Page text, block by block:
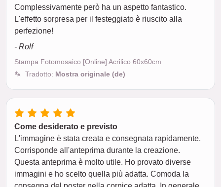
Complessivamente però ha un aspetto fantastico.
L'effetto sorpresa per il festeggiato è riuscito alla
perfezione!
- Rolf
Stampa Fotomosaico [Online] Acrilico 60x60cm
Tradotto: Mostra originale (de)
Come desiderato e previsto
L'immagine è stata creata e consegnata rapidamente.
Corrisponde all'anteprima durante la creazione.
Questa anteprima è molto utile. Ho provato diverse
immagini e ho scelto quella più adatta. Comoda la